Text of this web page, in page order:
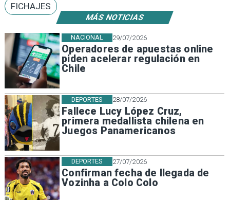
MÁS NOTICIAS
29/07/2026
Operadores de apuestas online
piden acelerar regulación en
Chile
NACIONAL
28/07/2026
Fallece Lucy López Cruz,
primera medallista chilena en
Juegos Panamericanos
DEPORTES
27/07/2026
Confirman fecha de llegada de
Vozinha a Colo Colo
DEPORTES
FICHAJES